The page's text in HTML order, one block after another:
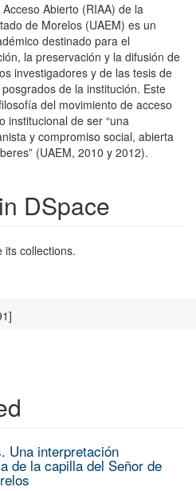
Abierto (RIAA) de la
de Morelos (UAEM) es un
destinado para el
la preservación y la difusión de
investigadores y de las tesis de
de la institución. Este
del movimiento de acceso
institucional de ser “una
y compromiso social, abierta
(UAEM, 2010 y 2012).
DSpace
its collections.
Una interpretación
de la capilla del Señor de